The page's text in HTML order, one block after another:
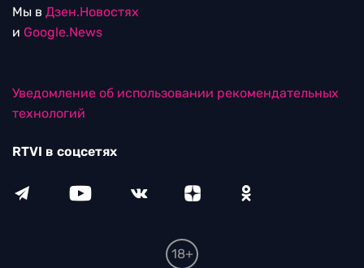
Мы в Дзен.Новостях
и Google.News
Уведомление об использовании рекомендательных
технологий
RTVI в соцсетях
18+